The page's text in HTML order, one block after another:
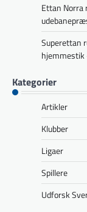
Ettan Norra
Superettan
Kategorier
Artikler
Klubber
Ligaer
Spillere
Udforsk